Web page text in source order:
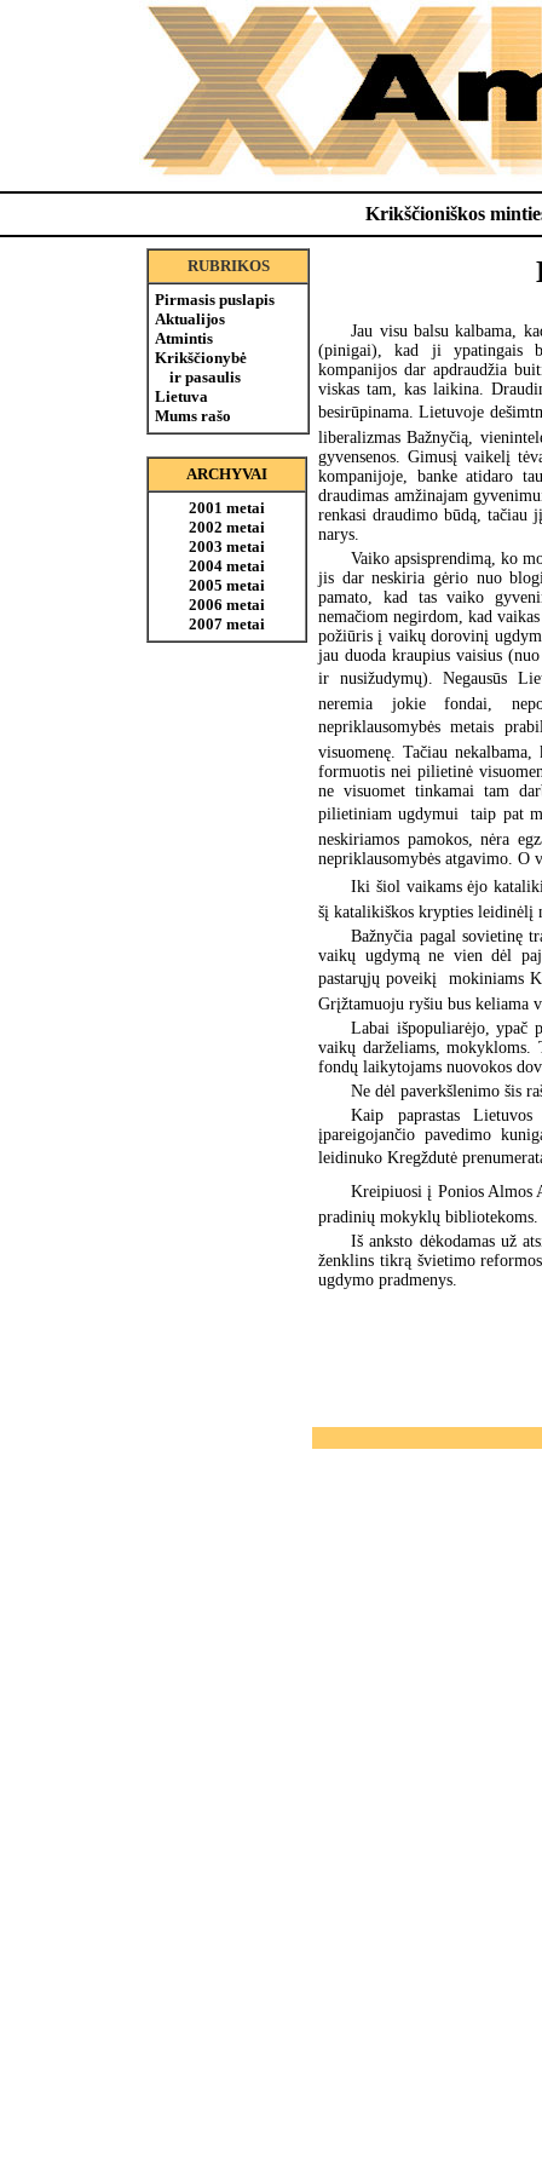
Krikščioniškos
RUBRIKOS
Pirmasis puslapis
Aktualijos
Atmintis
Krikščionybė
ir pasaulis
Lietuva
Mums rašo
ARCHYVAI
2001 metai
2002 metai
2003 metai
2004 metai
2005 metai
2006 metai
2007 metai
Jau visu balsu kalbama,
(pinigai), kad ji ypatingais
kompanijos dar apdraudžia
viskas tam, kas laikina.
besirūpinama. Lietuvoje
liberalizmas Bažnyčią,
gyvensenos. Gimusį vaikelį
kompanijoje, banke atidaro
draudimas amžinajam
renkasi draudimo būdą, tačiau
narys.
Vaiko apsisprendimą, ko
jis dar neskiria gėrio nuo
pamato, kad tas vaiko
nemačiom negirdom, kad
požiūris į vaikų dorovinį
jau duoda kraupius vaisius
ir nusižudymų). Negausūs
neremia jokie fondai,
nepriklausomybės metais
visuomenę. Tačiau
formuotis nei pilietinė
ne visuomet tinkamai tam
pilietiniam ugdymui  taip pat
neskiriamos pamokos, nėra
nepriklausomybės atgavimo. O
Iki šiol vaikams ėjo
šį katalikiškos krypties leidinėlį
Bažnyčia pagal sovietinę
vaikų ugdymą ne vien dėl
pastarųjų poveikį  mokiniams
Grįžtamuoju ryšiu bus keliama
Labai išpopuliarėjo, ypač
vaikų darželiams, mokykloms.
fondų laikytojams nuovokos
Ne dėl paverkšlenimo šis
Kaip paprastas
įpareigojančio pavedimo
leidinuko Kregždutė
Kreipiuosi į Ponios Almos
pradinių mokyklų bibliotekoms.
Iš anksto dėkodamas už
ženklins tikrą švietimo
ugdymo pradmenys.